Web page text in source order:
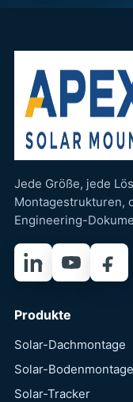
Jede Größe, jede
Montagestrukturen,
Engineering-
LinkedInYouTube
Produkte
Solar-Dachmontage
Solar-Bodenmontage
Solar-Tracker